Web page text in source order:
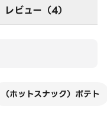
レビュー（4）
（ホットスナック）ポテト